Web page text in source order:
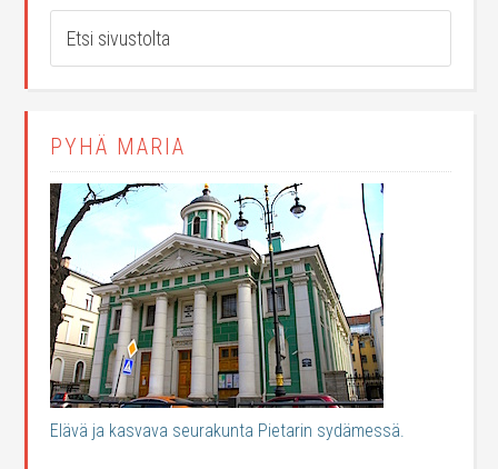
PYHÄ MARIA
Elävä ja kasvava seurakunta Pietarin sydämessä.